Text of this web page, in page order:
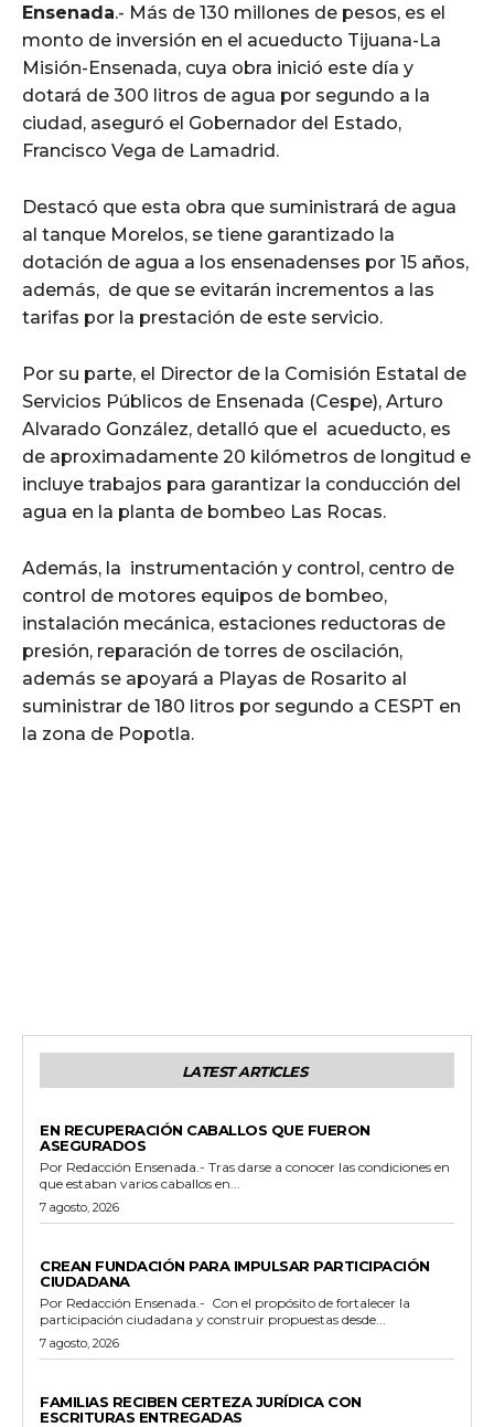
Ensenada.- Más de 130 millones de pesos, es el
monto de inversión en el acueducto Tijuana-La
Misión-Ensenada, cuya obra inició este día y
dotará de 300 litros de agua por segundo a la
ciudad, aseguró el Gobernador del Estado,
Francisco Vega de Lamadrid.
Destacó que esta obra que suministrará de agua
al tanque Morelos, se tiene garantizado la
dotación de agua a los ensenadenses por 15 años,
además, de que se evitarán incrementos a las
tarifas por la prestación de este servicio.
Por su parte, el Director de la Comisión Estatal de
Servicios Públicos de Ensenada (Cespe), Arturo
Alvarado González, detalló que el acueducto, es
de aproximadamente 20 kilómetros de longitud e
incluye trabajos para garantizar la conducción del
agua en la planta de bombeo Las Rocas.
Además, la instrumentación y control, centro de
control de motores equipos de bombeo,
instalación mecánica, estaciones reductoras de
presión, reparación de torres de oscilación,
además se apoyará a Playas de Rosarito al
suministrar de 180 litros por segundo a CESPT en
la zona de Popotla.
LATEST ARTICLES
EN RECUPERACIÓN CABALLOS QUE FUERON
ASEGURADOS
Por Redacción Ensenada.- Tras darse a conocer las condiciones en
que estaban varios caballos en...
7 agosto, 2026
CREAN FUNDACIÓN PARA IMPULSAR PARTICIPACIÓN
CIUDADANA
Por Redacción Ensenada.- Con el propósito de fortalecer la
participación ciudadana y construir propuestas desde...
7 agosto, 2026
FAMILIAS RECIBEN CERTEZA JURÍDICA CON
ESCRITURAS ENTREGADAS